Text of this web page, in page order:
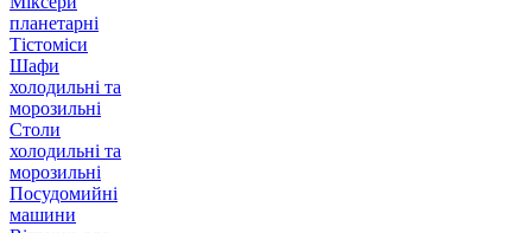
планетарні
Тістоміси
Шафи
холодильні та
морозильні
Столи
холодильні та
морозильні
Посудомийні
машини